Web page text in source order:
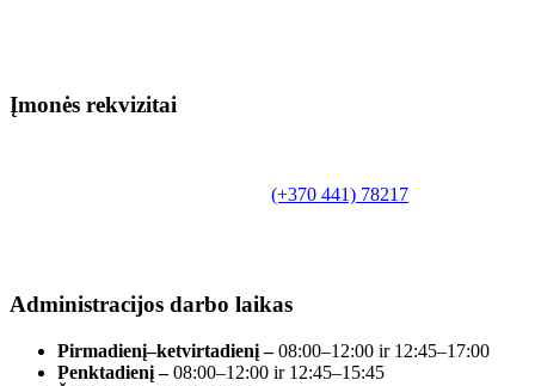
Įmonės rekvizitai
(+370 441) 78217
Administracijos darbo laikas
Pirmadienį–ketvirtadienį –08:00–12:00 ir 12:45–17:00
Penktadienį –08:00–12:00 ir 12:45–15:45